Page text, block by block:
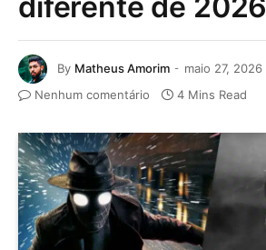
By Matheus Amorim
maio 27, 2026
Nenhum comentário
4 Mins Read